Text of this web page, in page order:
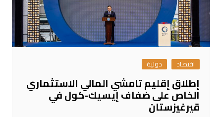
اقتصاد دولية
إطلاق إقليم تامشي المالي الاستثماري
الخاص على ضفاف إيسيك-كول في
قيرغيزستان